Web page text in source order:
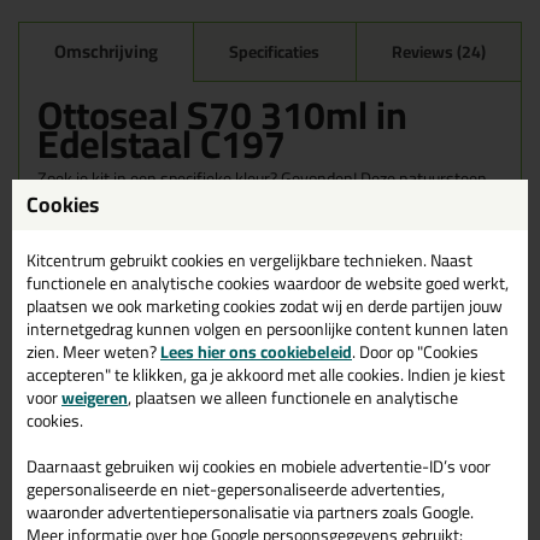
Omschrijving Specificaties Reviews (24)
Ottoseal S70 310ml in
Edelstaal C197
Zoek je kit in een specifieke kleur? Gevonden! Deze natuursteen
kit Ottoseal S70 310ml in de kleur Edelstaal C197 is te gebruiken
voor verschillende toepassingen. Een duurzame en veelzijdige kit
kleur zoekt met gegarandeerd een topresultaat. Bestel de
Ottoseal S70 310ml in kleur Edelstaal C197 vandaag nog! Op
voorraad en op werkdagen besteld = morgen in huis.
Wil je meer weten over de toepassing en kenmerken van dit
product?Lees alles over dit product >
Tips & tricks voor Ottoseal S70
310ml
In de volgende blogs wordt dit product gebruikt:
Bad kitten, zo doe je dat!
Cookies
Kitcentrum gebruikt cookies en vergelijkbare technieken. Naast
functionele en analytische cookies waardoor de website goed werkt,
plaatsen we ook marketing cookies zodat wij en derde partijen jouw
internetgedrag kunnen volgen en persoonlijke content kunnen laten
zien. Meer weten?Lees hier ons cookiebeleid. Door op "Cookies
accepteren" te klikken, ga je akkoord met alle cookies. Indien je kiest
voorweigeren, plaatsen we alleen functionele en analytische
cookies.
Daarnaast gebruiken wij cookies en mobiele advertentie-ID’s voor
gepersonaliseerde en niet-gepersonaliseerde advertenties,
waaronder advertentiepersonalisatie via partners zoals Google.